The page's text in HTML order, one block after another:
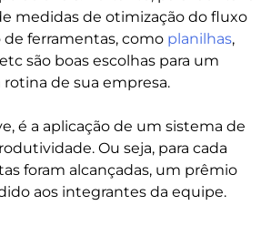
medidas de otimização do fluxo
de ferramentas, como planilhas,
são boas escolhas para um
de sua empresa.
é a aplicação de um sistema de
Ou seja, para cada
foram alcançadas, um prêmio
aos integrantes da equipe.